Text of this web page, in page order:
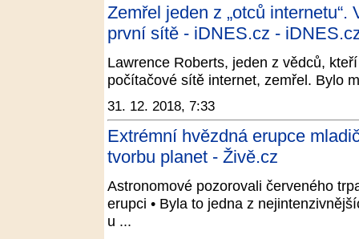
Zemřel jeden z „otců
první sítě - iDNES.cz -
Lawrence Roberts, jeden z vědců,
počítačové sítě internet, zemřel. Bylo
31. 12. 2018, 7:33
Extrémní hvězdná erupce
tvorbu planet - Živě.cz
Astronomové pozorovali červeného
erupci • Byla to jedna z
u ...